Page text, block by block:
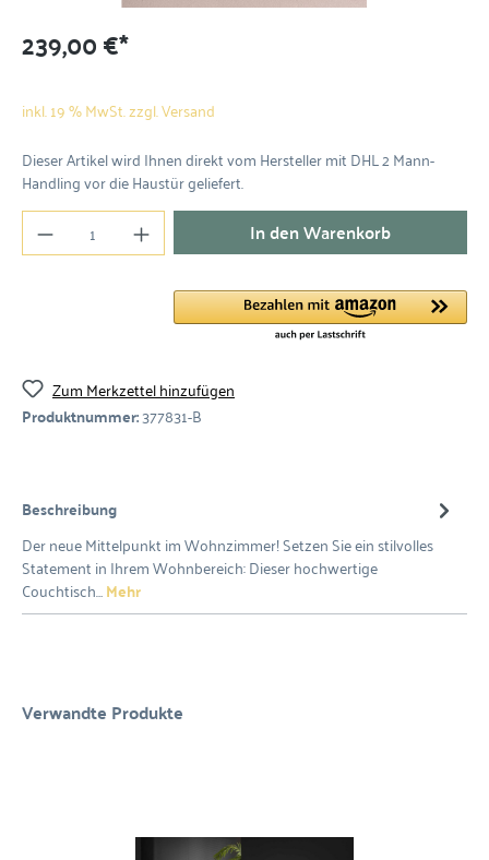
239,00 €*
inkl. 19 % MwSt. zzgl. Versand
Dieser Artikel wird Ihnen direkt vom Hersteller mit DHL 2 Mann-
Handling vor die Haustür geliefert.
In den Warenkorb
Zum Merkzettel hinzufügen
Produktnummer:377831-B
Beschreibung
Der neue Mittelpunkt im Wohnzimmer! Setzen Sie ein stilvolles
Statement in Ihrem Wohnbereich: Dieser hochwertige
Couchtisch…Mehr
Verwandte Produkte